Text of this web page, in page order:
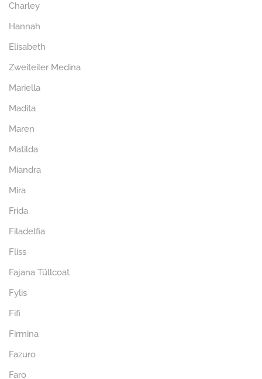
Charley
Hannah
Elisabeth
Zweiteiler Medina
Mariella
Madita
Maren
Matilda
Miandra
Mira
Frida
Filadelfia
Fliss
Fajana Tüllcoat
Fylis
Fifi
Firmina
Fazuro
Faro